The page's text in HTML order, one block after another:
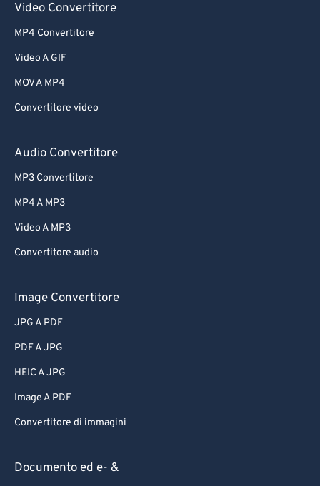
Video Convertitore
MP4 Convertitore
Video A GIF
MOV A MP4
Convertitore video
Audio Convertitore
MP3 Convertitore
MP4 A MP3
Video A MP3
Convertitore audio
Image Convertitore
JPG A PDF
PDF A JPG
HEIC A JPG
Image A PDF
Convertitore di immagini
Documento ed e- &